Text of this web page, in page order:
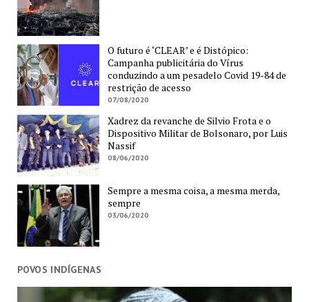
O futuro é ‘CLEAR’ e é Distópico:
Campanha publicitária do Vírus
conduzindo a um pesadelo Covid 19-84 de
restrição de acesso
07/08/2020
Xadrez da revanche de Silvio Frota e o
Dispositivo Militar de Bolsonaro, por Luis
Nassif
08/06/2020
Sempre a mesma coisa, a mesma merda,
sempre
03/06/2020
POVOS INDÍGENAS